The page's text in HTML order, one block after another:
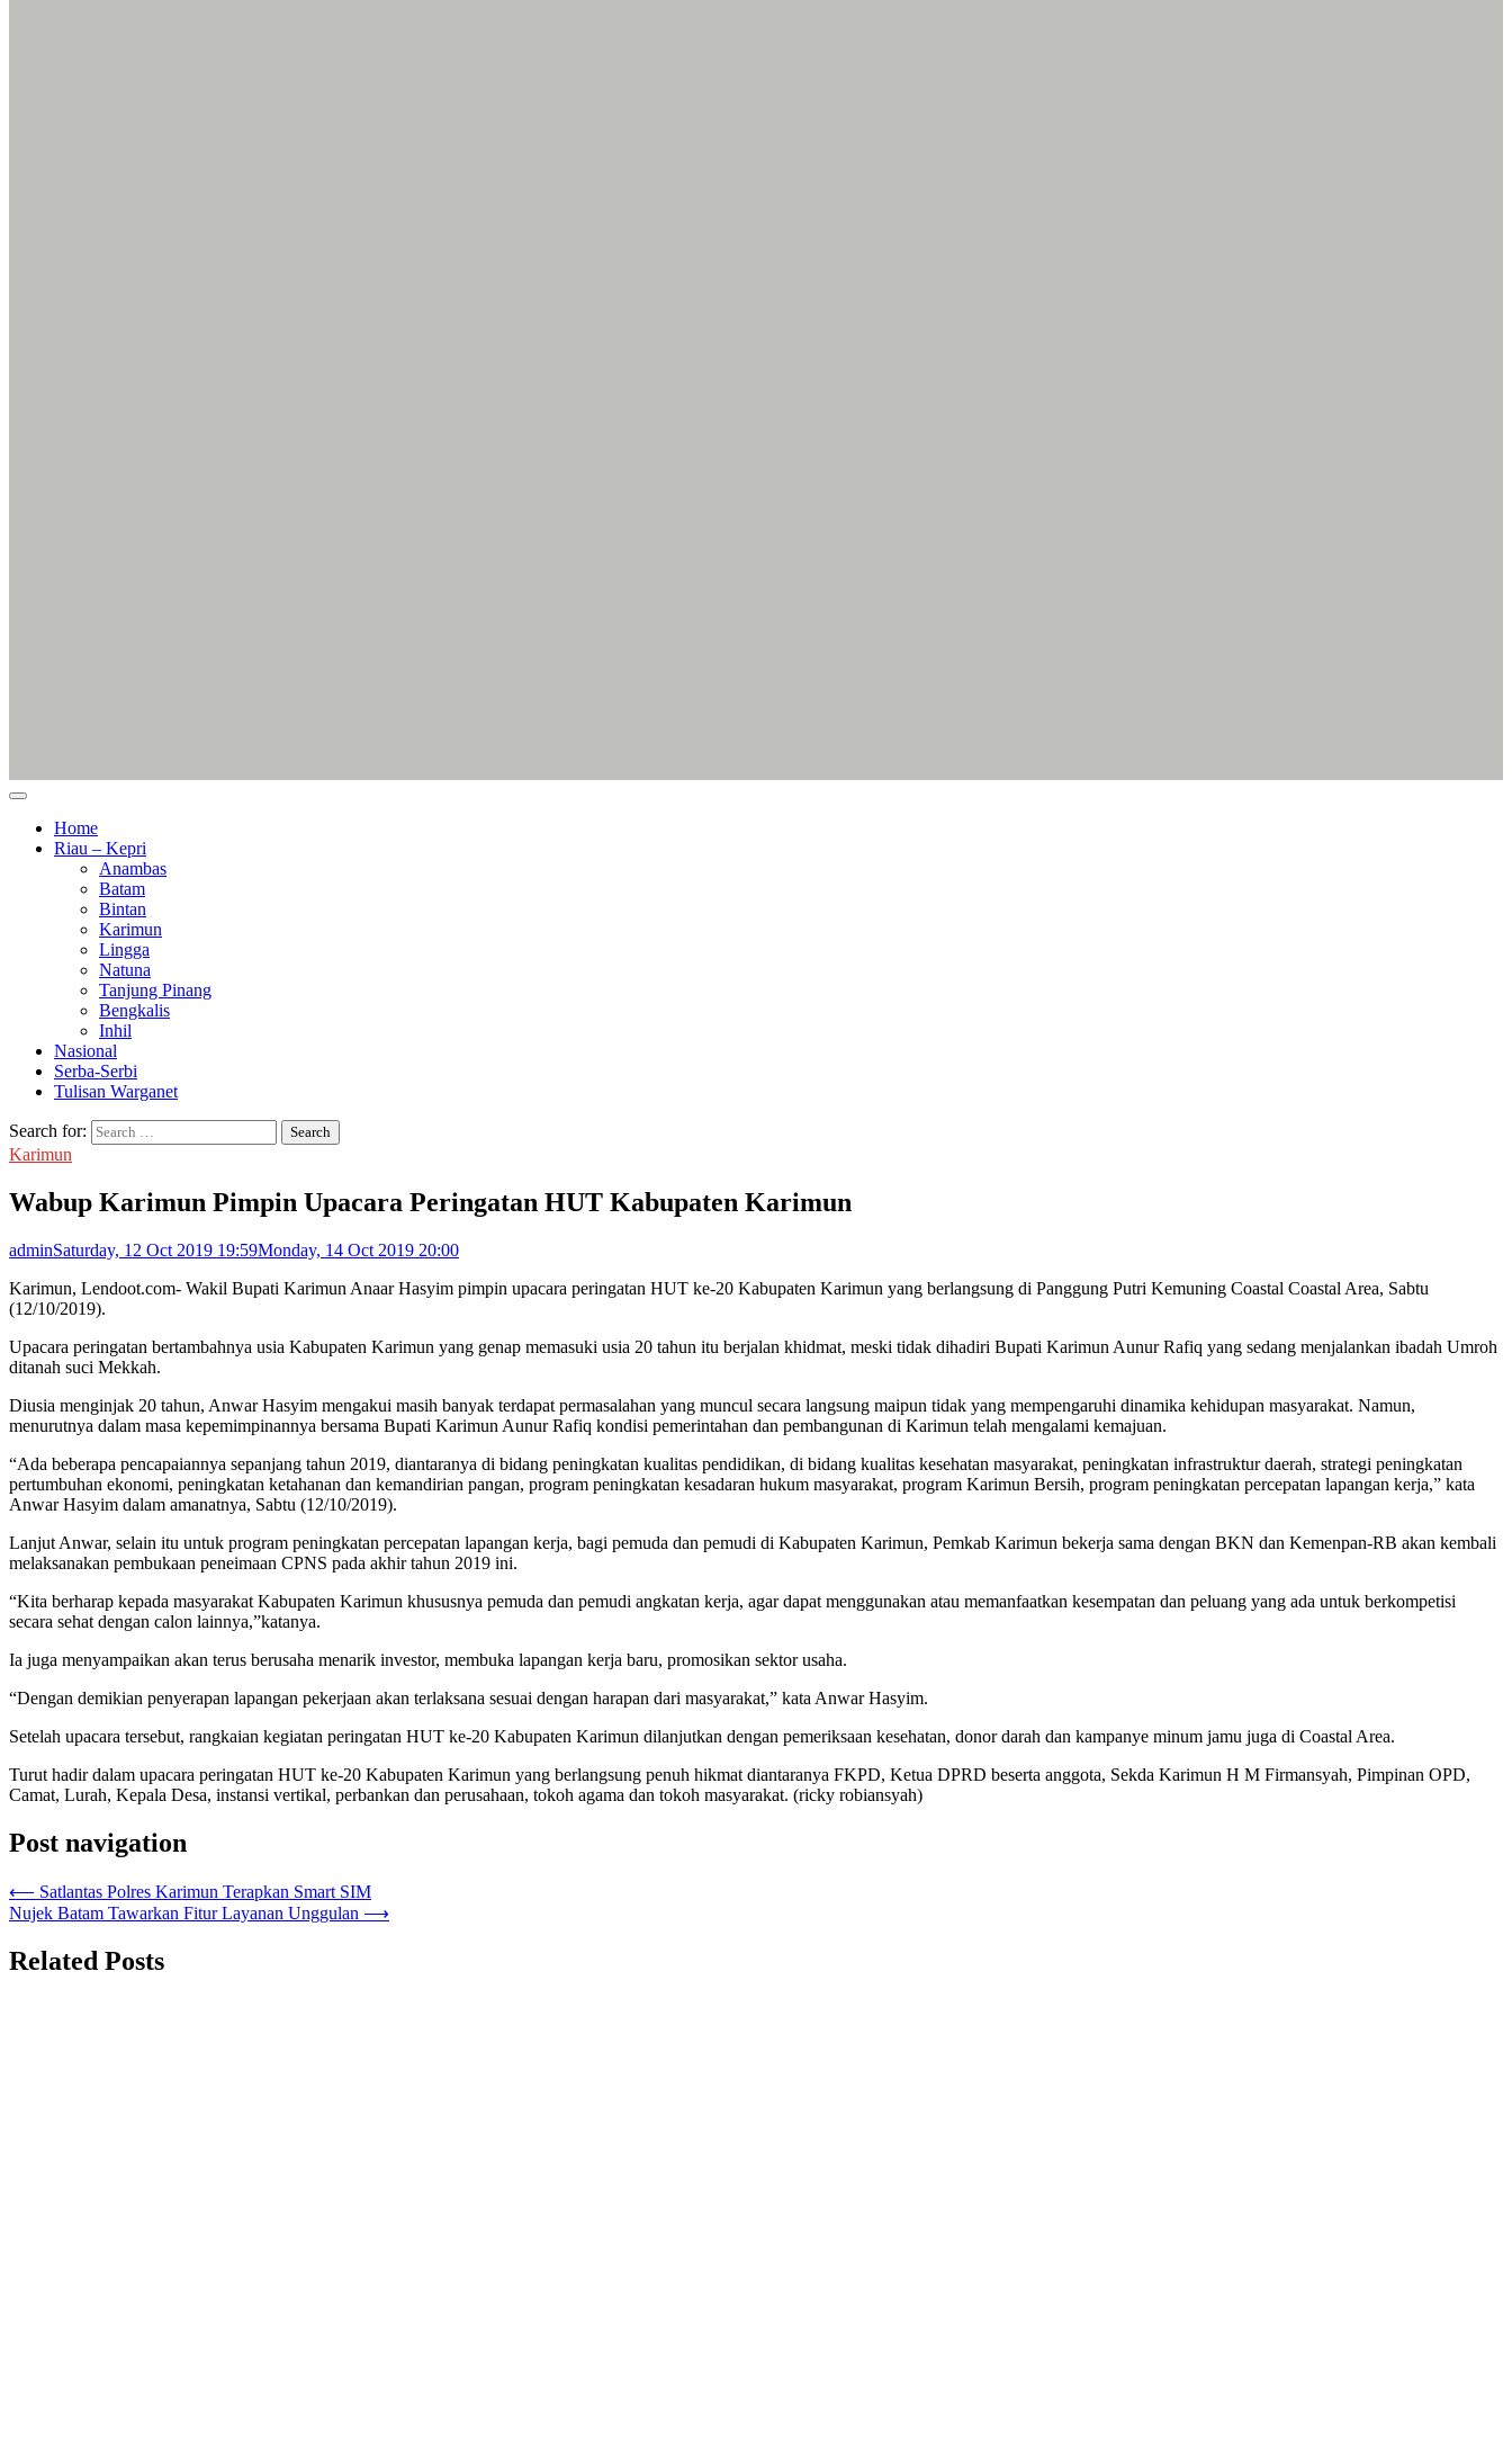
Home
Riau – Kepri
Anambas
Batam
Bintan
Karimun
Lingga
Natuna
Tanjung Pinang
Bengkalis
Inhil
Nasional
Serba-Serbi
Tulisan Warganet
Search for:
Karimun
Wabup Karimun Pimpin Upacara Peringatan HUT Kabupaten Karimun
adminSaturday, 12 Oct 2019 19:59Monday, 14 Oct 2019 20:00
Karimun, Lendoot.com- Wakil Bupati Karimun Anaar Hasyim pimpin upacara peringatan HUT ke-20 Kabupaten Karimun yang berlangsung di Panggung Putri Kemuning Coastal Coastal Area, Sabtu
(12/10/2019).
Upacara peringatan bertambahnya usia Kabupaten Karimun yang genap memasuki usia 20 tahun itu berjalan khidmat, meski tidak dihadiri Bupati Karimun Aunur Rafiq yang sedang menjalankan ibadah Umroh
ditanah suci Mekkah.
Diusia menginjak 20 tahun, Anwar Hasyim mengakui masih banyak terdapat permasalahan yang muncul secara langsung maipun tidak yang mempengaruhi dinamika kehidupan masyarakat. Namun,
menurutnya dalam masa kepemimpinannya bersama Bupati Karimun Aunur Rafiq kondisi pemerintahan dan pembangunan di Karimun telah mengalami kemajuan.
“Ada beberapa pencapaiannya sepanjang tahun 2019, diantaranya di bidang peningkatan kualitas pendidikan, di bidang kualitas kesehatan masyarakat, peningkatan infrastruktur daerah, strategi peningkatan
pertumbuhan ekonomi, peningkatan ketahanan dan kemandirian pangan, program peningkatan kesadaran hukum masyarakat, program Karimun Bersih, program peningkatan percepatan lapangan kerja,” kata
Anwar Hasyim dalam amanatnya, Sabtu (12/10/2019).
Lanjut Anwar, selain itu untuk program peningkatan percepatan lapangan kerja, bagi pemuda dan pemudi di Kabupaten Karimun, Pemkab Karimun bekerja sama dengan BKN dan Kemenpan-RB akan kembali
melaksanakan pembukaan peneimaan CPNS pada akhir tahun 2019 ini.
“Kita berharap kepada masyarakat Kabupaten Karimun khususnya pemuda dan pemudi angkatan kerja, agar dapat menggunakan atau memanfaatkan kesempatan dan peluang yang ada untuk berkompetisi
secara sehat dengan calon lainnya,”katanya.
Ia juga menyampaikan akan terus berusaha menarik investor, membuka lapangan kerja baru, promosikan sektor usaha.
“Dengan demikian penyerapan lapangan pekerjaan akan terlaksana sesuai dengan harapan dari masyarakat,” kata Anwar Hasyim.
Setelah upacara tersebut, rangkaian kegiatan peringatan HUT ke-20 Kabupaten Karimun dilanjutkan dengan pemeriksaan kesehatan, donor darah dan kampanye minum jamu juga di Coastal Area.
Turut hadir dalam upacara peringatan HUT ke-20 Kabupaten Karimun yang berlangsung penuh hikmat diantaranya FKPD, Ketua DPRD beserta anggota, Sekda Karimun H M Firmansyah, Pimpinan OPD,
Camat, Lurah, Kepala Desa, instansi vertikal, perbankan dan perusahaan, tokoh agama dan tokoh masyarakat. (ricky robiansyah)
Post navigation
⟵ Satlantas Polres Karimun Terapkan Smart SIM
Nujek Batam Tawarkan Fitur Layanan Unggulan ⟶
Related Posts